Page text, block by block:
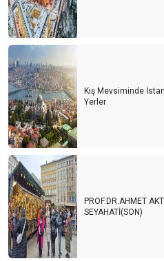
Kış Mevsiminde
Yerler
PROF.DR.AHMET
SEYAHATİ(SON)